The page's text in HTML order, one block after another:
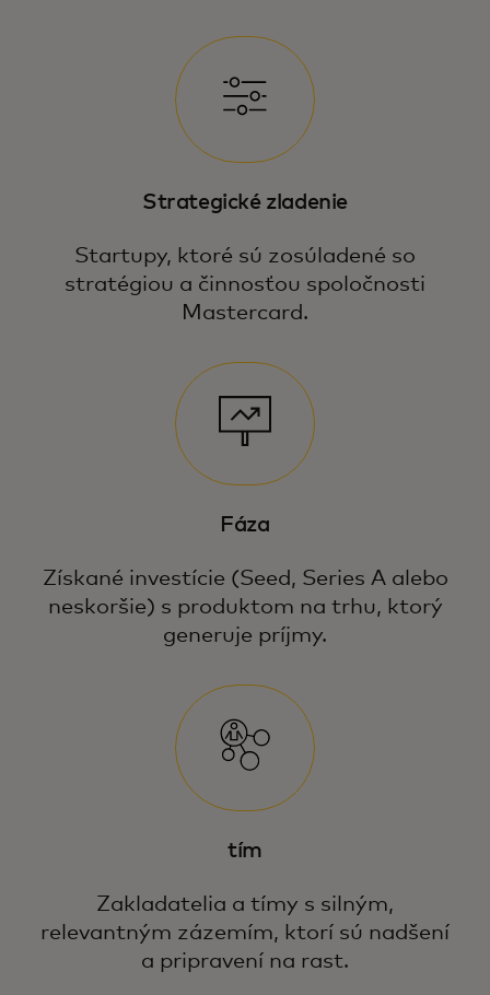
Strategické zladenie
Startupy, ktoré sú zosúladené so
stratégiou a činnosťou spoločnosti
Mastercard.
Fáza
Získané investície (Seed, Series A alebo
neskoršie) s produktom na trhu, ktorý
generuje príjmy.
tím
Zakladatelia a tímy s silným,
relevantným zázemím, ktorí sú nadšení
a pripravení na rast.